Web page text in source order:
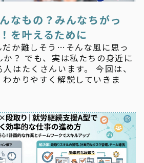
なもの？みんなちがっ
を叶えるために
だか難しそう…そんな風に思っ
か？ でも、実は私たちの身近に
はたくさんいます。 今回は、
かりやすく解説していきま